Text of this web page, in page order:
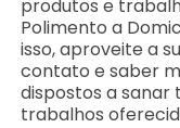
produtos e
Polimento a
isso, aproveite a
contato e saber
dispostos a sanar
trabalhos